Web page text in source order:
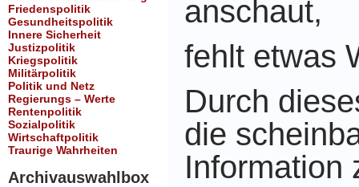
Friedenspolitik
Gesundheitspolitik
Innere Sicherheit
Justizpolitik
Kriegspolitik
Militärpolitik
Politik und Netz
Regierungs – Werte
Rentenpolitik
Sozialpolitik
Wirtschaftpolitik
Traurige Wahrheiten
Archivauswahlbox
anschaut,
fehlt etwas
Durch
die
Information